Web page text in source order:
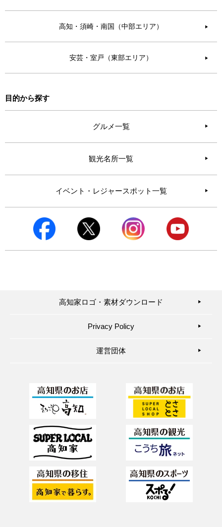
高知・須崎・南国（中部エリア） ▶︎
安芸・室戸（東部エリア） ▶︎
目的から探す
グルメ一覧
観光名所一覧
イベント・レジャースポット一覧
高知家ロゴ・素材ダウンロード ▶︎
Privacy Policy ▶︎
運営団体 ▶︎